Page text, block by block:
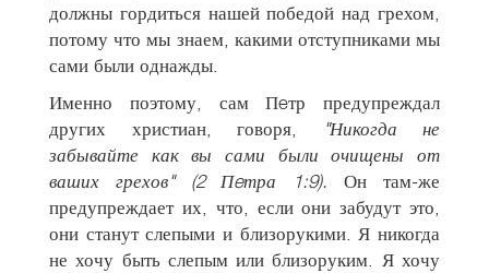
должны гордиться нашей победой над грехом,
потому что мы знаем, какими отступниками мы
сами были однажды.
Именно поэтому, сам Пeтр предупреждал
других христиан, говоря,
"Никогда не
забывайте как вы сами были очищены от
ваших грехов" (2 Пeтра 1:9).Он там-же
предупреждает их, что, если они забудут это,
они станут слепыми и близорукими. Я никогда
не хочу быть слепым или близоруким. Я хочу